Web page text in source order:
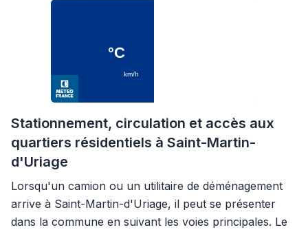
Stationnement, circulation et accès aux
quartiers résidentiels à Saint-Martin-
d'Uriage
Lorsqu'un camion ou un utilitaire de déménagement
arrive à Saint-Martin-d'Uriage, il peut se présenter
dans la commune en suivant les voies principales. Le